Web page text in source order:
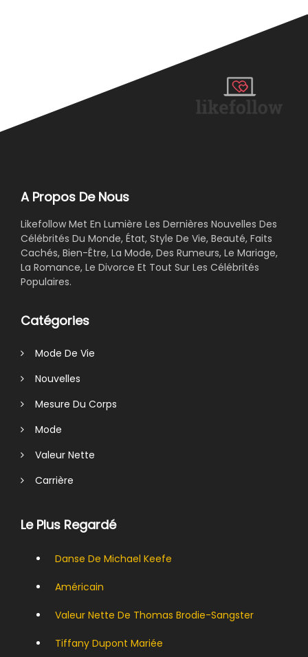
A Propos De Nous
Likefollow Met En Lumière Les Dernières Nouvelles Des
Célébrités Du Monde, État, Style De Vie, Beauté, Faits
Cachés, Bien-Être, La Mode, Des Rumeurs, Le Mariage,
La Romance, Le Divorce Et Tout Sur Les Célébrités
Populaires.
Catégories
Mode De Vie
Nouvelles
Mesure Du Corps
Mode
Valeur Nette
Carrière
Le Plus Regardé
Danse De Michael Keefe
Américain
Valeur Nette De Thomas Brodie-Sangster
Tiffany Dupont Mariée